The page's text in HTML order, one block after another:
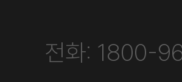
전화: 1800-